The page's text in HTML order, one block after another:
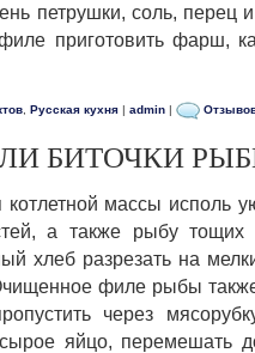
петрушки, соль, перец
приготовить фарш,
Русская кухня | admin |
БИТОЧКИ
котлетной массы исполь
а также рыбу тощих
хлеб разрезать на
филе ры­бы
через
яйцо, перемешать